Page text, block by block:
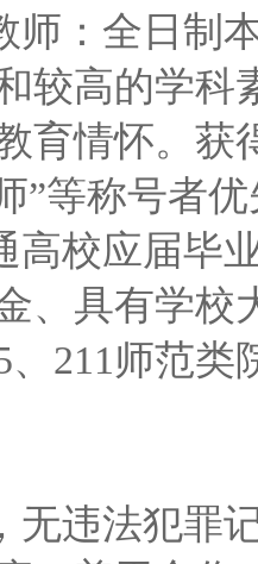
师：全日制
较高的学科
育情怀。获
”等称号者
高校应届毕
、具有学校
、211师范
无违法犯罪